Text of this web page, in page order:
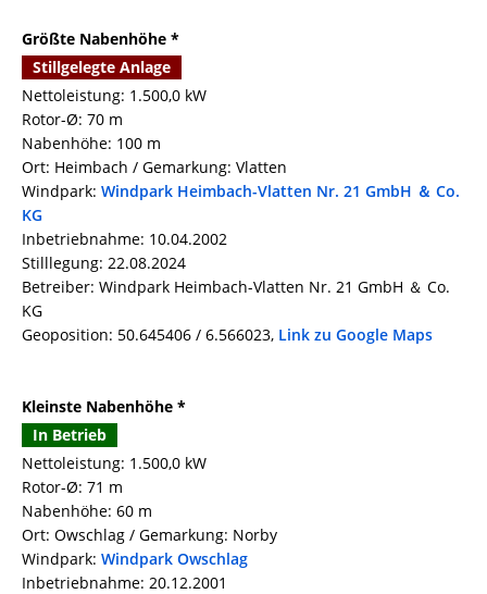
Größte Nabenhöhe *
Stillgelegte Anlage
Nettoleistung: 1.500,0 kW
Rotor-Ø: 70 m
Nabenhöhe: 100 m
Ort: Heimbach / Gemarkung: Vlatten
Windpark: Windpark Heimbach-Vlatten Nr. 21 GmbH ＆ Co.
KG
Inbetriebnahme: 10.04.2002
Stilllegung: 22.08.2024
Betreiber: Windpark Heimbach-Vlatten Nr. 21 GmbH ＆ Co.
KG
Geoposition: 50.645406 / 6.566023, Link zu Google Maps
Kleinste Nabenhöhe *
In Betrieb
Nettoleistung: 1.500,0 kW
Rotor-Ø: 71 m
Nabenhöhe: 60 m
Ort: Owschlag / Gemarkung: Norby
Windpark: Windpark Owschlag
Inbetriebnahme: 20.12.2001